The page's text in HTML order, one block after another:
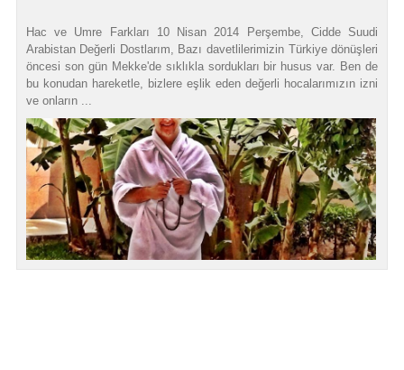
Hac ve Umre Farkları 10 Nisan 2014 Perşembe, Cidde Suudi
Arabistan Değerli Dostlarım, Bazı davetlilerimizin Türkiye dönüşleri
öncesi son gün Mekke'de sıklıkla sordukları bir husus var. Ben de
bu konudan hareketle, bizlere eşlik eden değerli hocalarımızın izni
ve onların ...